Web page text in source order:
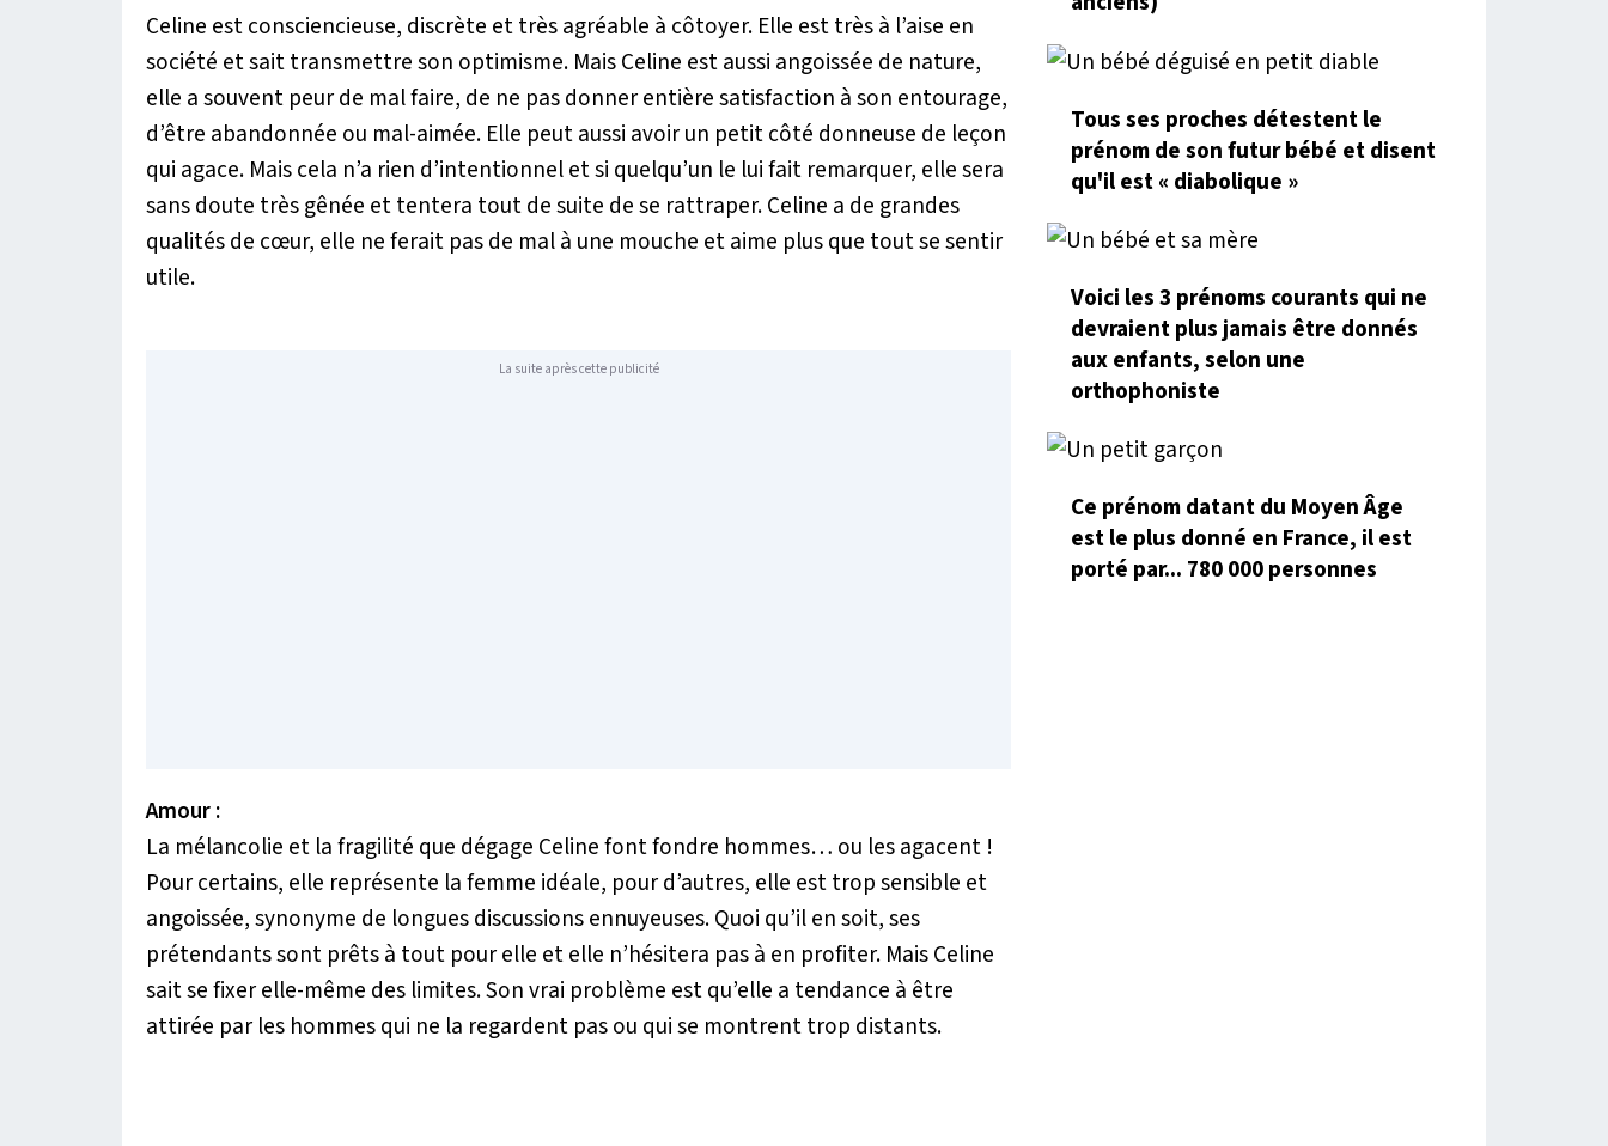
Celine est consciencieuse, discrète et très agréable à côtoyer. Elle est très à l’aise en
société et sait transmettre son optimisme. Mais Celine est aussi angoissée de nature,
elle a souvent peur de mal faire, de ne pas donner entière satisfaction à son entourage,
d’être abandonnée ou mal-aimée. Elle peut aussi avoir un petit côté donneuse de leçon
qui agace. Mais cela n’a rien d’intentionnel et si quelqu’un le lui fait remarquer, elle sera
sans doute très gênée et tentera tout de suite de se rattraper. Celine a de grandes
qualités de cœur, elle ne ferait pas de mal à une mouche et aime plus que tout se sentir
utile.
La suite après cette publicité
Amour :
La mélancolie et la fragilité que dégage Celine font fondre hommes… ou les agacent !
Pour certains, elle représente la femme idéale, pour d’autres, elle est trop sensible et
angoissée, synonyme de longues discussions ennuyeuses. Quoi qu’il en soit, ses
prétendants sont prêts à tout pour elle et elle n’hésitera pas à en profiter. Mais Celine
sait se fixer elle-même des limites. Son vrai problème est qu’elle a tendance à être
attirée par les hommes qui ne la regardent pas ou qui se montrent trop distants.
Tous ses proches détestent le
prénom de son futur bébé et disent
qu'il est « diabolique »
Voici les 3 prénoms courants qui ne
devraient plus jamais être donnés
aux enfants, selon une
orthophoniste
Ce prénom datant du Moyen Âge
est le plus donné en France, il est
porté par... 780 000 personnes